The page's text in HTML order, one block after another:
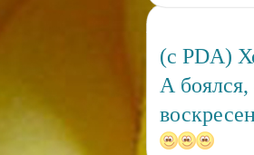
(c PDA)
А боялся,